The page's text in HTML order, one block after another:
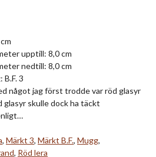
upptill: 8,0 cm
nedtill: 8,0 cm
B.F. 3
något jag först trodde var röd glasyr
skulle dock ha täckt
, Märkt 3, Märkt B.F., Mugg,
, Röd lera